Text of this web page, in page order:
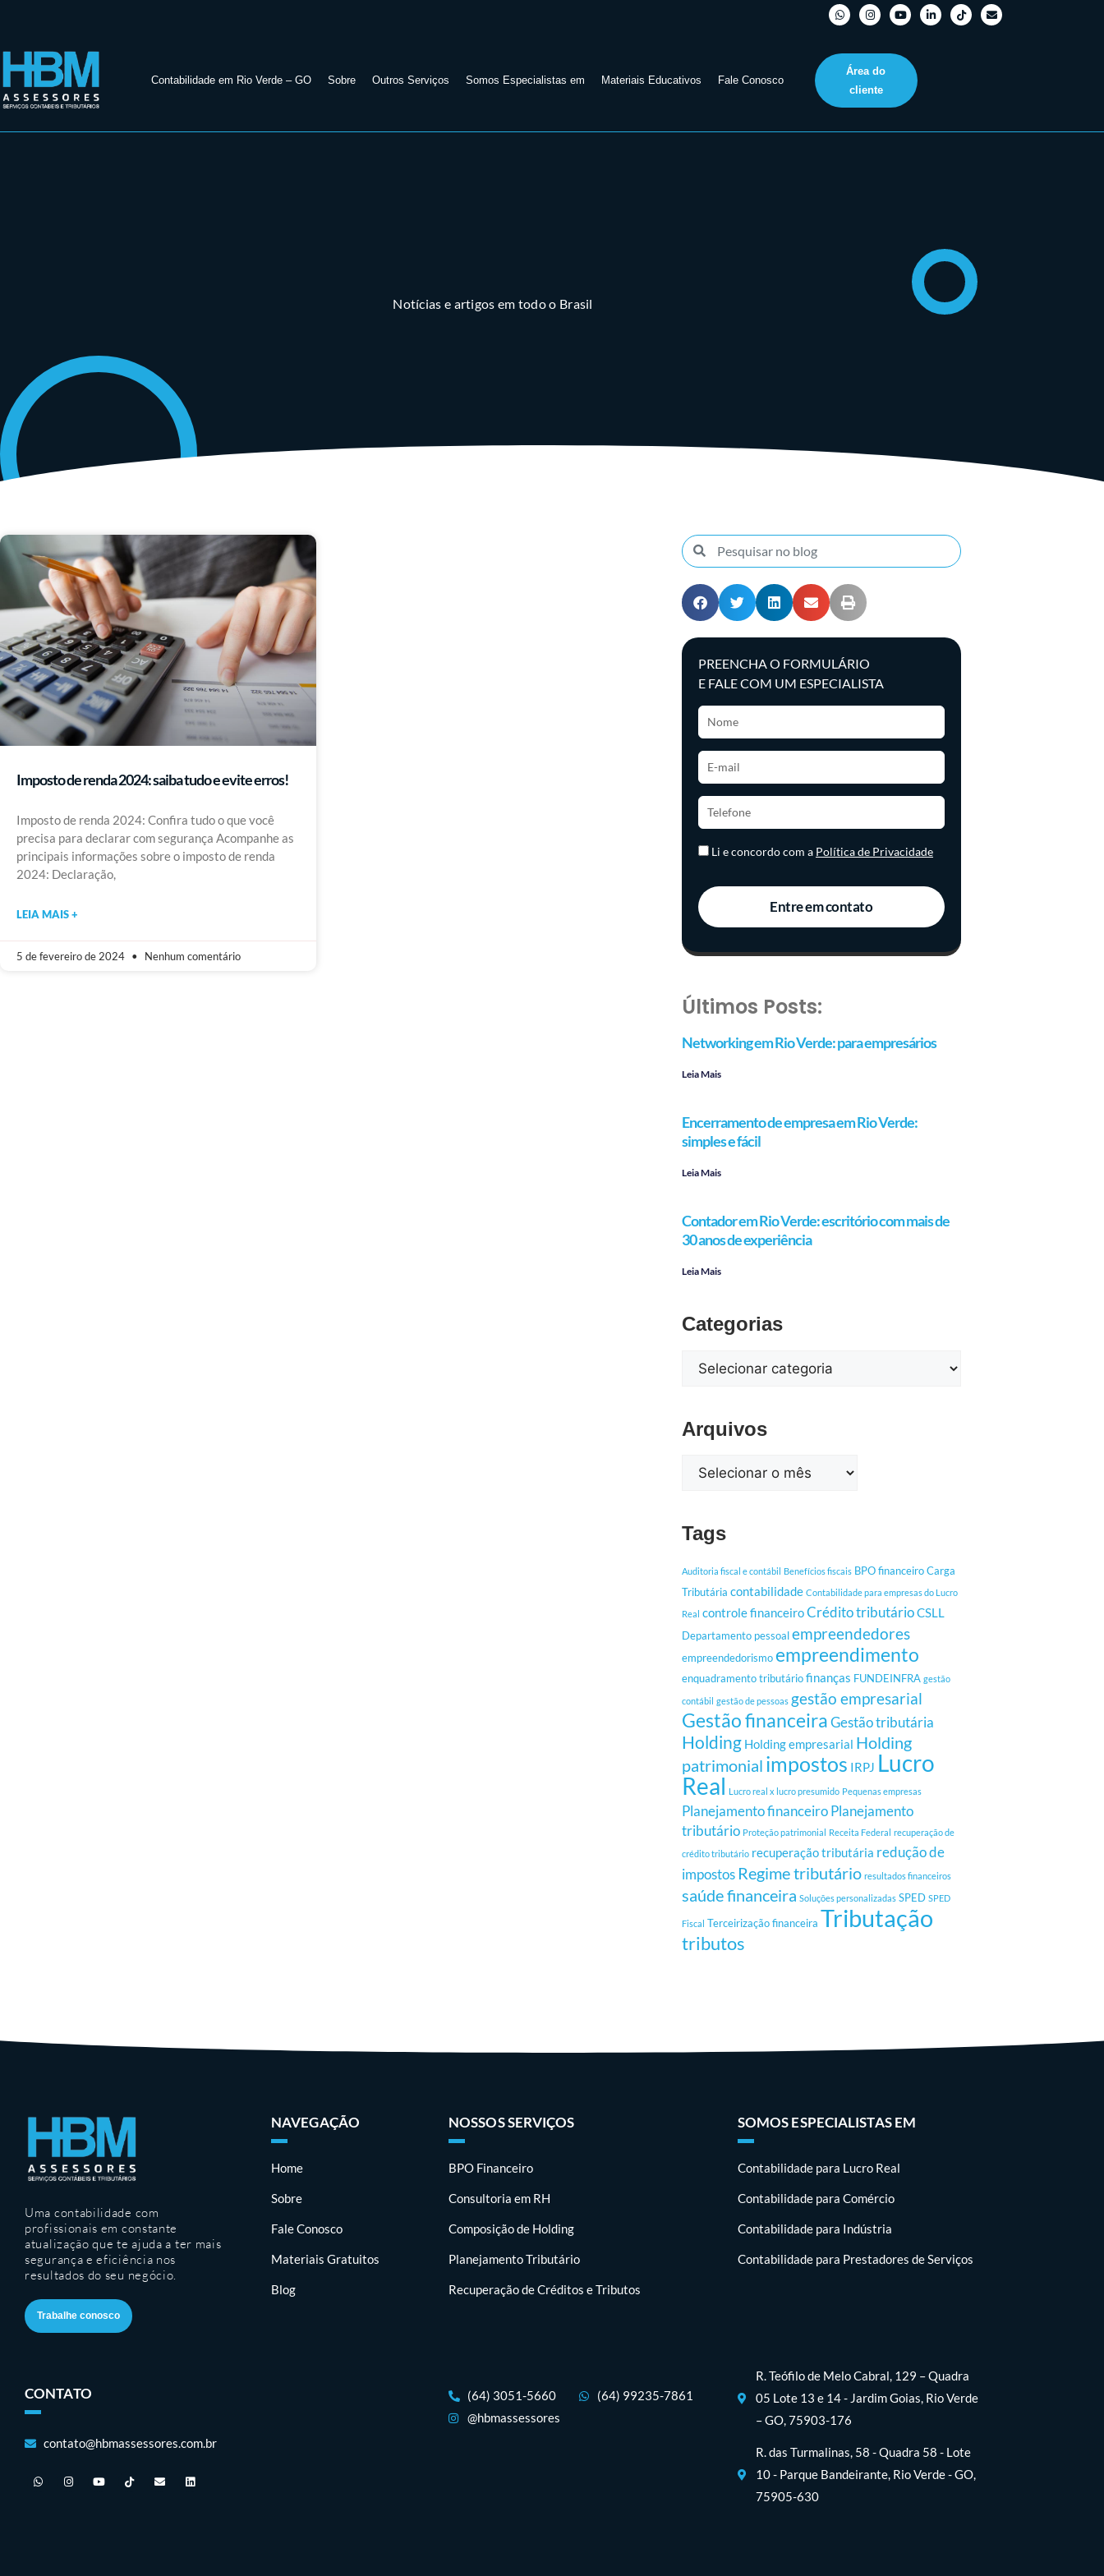
Contabilidade em Rio Verde – GO Sobre Outros Serviços Somos Especialistas em Materiais Educativos Fale Conosco
Área do
cliente
Notícias e artigos em todo o Brasil
Imposto de renda 2024: saiba tudo e evite erros!
Imposto de renda 2024: Confira tudo o que você
precisa para declarar com segurança Acompanhe as
principais informações sobre o imposto de renda
2024: Declaração,
LEIA MAIS +
5 de fevereiro de 2024 Nenhum comentário
PREENCHA O FORMULÁRIO
E FALE COM UM ESPECIALISTA
Li e concordo com a Política de Privacidade
Entre em contato
Últimos Posts:
Networking em Rio Verde: para empresários
Leia Mais
Encerramento de empresa em Rio Verde:
simples e fácil
Leia Mais
Contador em Rio Verde: escritório com mais de
30 anos de experiência
Leia Mais
Categorias
Arquivos
Tags
Auditoria fiscal e contábil Benefícios fiscais BPO financeiroCarga
Tributária contabilidade Contabilidade para empresas do Lucro
Real controle financeiroCrédito tributárioCSLL
Departamento pessoalempreendedores
empreendedorismoempreendimento
enquadramento tributáriofinanças FUNDEINFRA gestão
contábil gestão de pessoas gestão empresarial
Gestão financeiraGestão tributária
Holding Holding empresarial Holding
patrimonial impostos IRPJ Lucro
Real Lucro real x lucro presumido Pequenas empresas
Planejamento financeiroPlanejamento
tributário Proteção patrimonial Receita Federal recuperação de
crédito tributário recuperação tributária redução de
impostos Regime tributário resultados financeiros
saúde financeira Soluções personalizadas SPED SPED
Fiscal Terceirização financeira Tributação
tributos
Uma contabilidade com
profissionais em constante
atualização que te ajuda a ter mais
segurança e eficiência nos
resultados do seu negócio.
Trabalhe conosco
CONTATO
contato@hbmassessores.com.br
NAVEGAÇÃO
Home
Sobre
Fale Conosco
Materiais Gratuitos
Blog
NOSSOS SERVIÇOS
BPO Financeiro
Consultoria em RH
Composição de Holding
Planejamento Tributário
Recuperação de Créditos e Tributos
(64) 3051-5660
@hbmassessores
(64) 99235-7861
SOMOS ESPECIALISTAS EM
Contabilidade para Lucro Real
Contabilidade para Comércio
Contabilidade para Indústria
Contabilidade para Prestadores de Serviços
R. Teófilo de Melo Cabral, 129 – Quadra
05 Lote 13 e 14 - Jardim Goias, Rio Verde
– GO, 75903-176
R. das Turmalinas, 58 - Quadra 58 - Lote
10 - Parque Bandeirante, Rio Verde - GO,
75905-630